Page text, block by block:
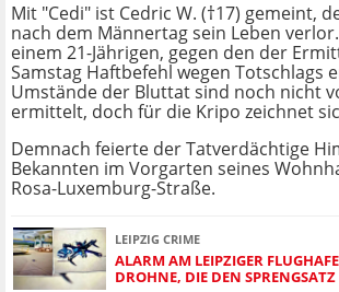
Mit "Cedi" ist Cedric W. (†17) gemeint,
nach dem Männertag sein Leben
einem 21-Jährigen, gegen den der
Samstag Haftbefehl wegen Totschlags
Umstände der Bluttat sind noch nicht
ermittelt, doch für die Kripo zeichnet
Demnach feierte der Tatverdächtige
Bekannten im Vorgarten seines
Rosa-Luxemburg-Straße.
LEIPZIG CRIME
ALARM AM LEIPZIGER
DROHNE, DIE DEN SPRENGSATZ